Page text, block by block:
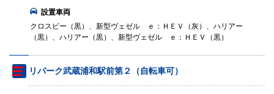
設置車両
クロスビー（黒）、新型ヴェゼル ｅ：ＨＥＶ（灰）、ハリアー
（黒）、ハリアー（黒）、新型ヴェゼル ｅ：ＨＥＶ（黒）
リパーク武蔵浦和駅前第２（自転車可）